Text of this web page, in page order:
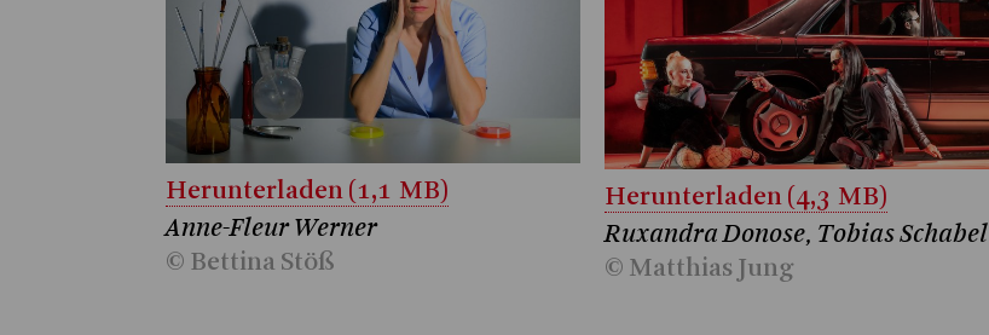
Herunterladen (1,1 MB)
Anne-Fleur Werner
© Bettina Stöß
Herunterladen (4,3 MB)
Ruxandra Donose, Tobias Schabel
© Matthias Jung